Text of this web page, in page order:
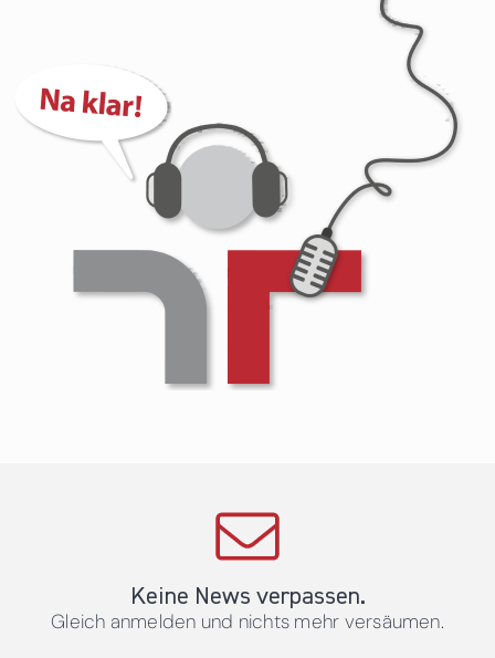
Keine News verpassen.
Gleich anmelden und nichts mehr versäumen.